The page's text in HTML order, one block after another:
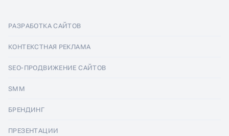
РАЗРАБОТКА САЙТОВ
Разработка сайтов
КОНТЕКСТНАЯ РЕКЛАМА
Контекстная реклама
SEO-ПРОДВИЖЕНИЕ САЙТОВ
SEO-продвижение сайтов
SMM
SMM
БРЕНДИНГ
Брендинг
ПРЕЗЕНТАЦИИ